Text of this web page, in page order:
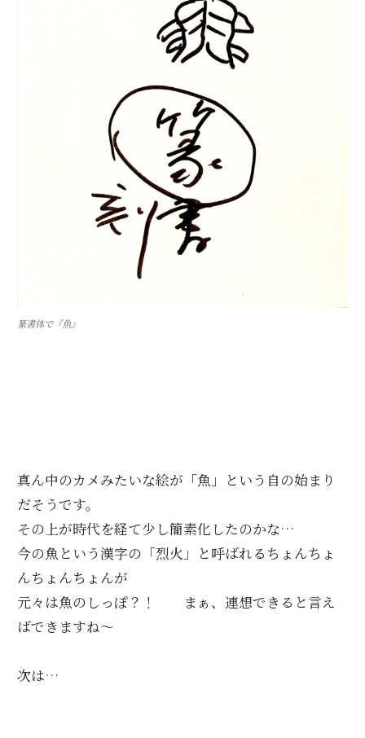
篆書体で『魚』
真ん中のカメみたいな絵が「魚」という自の始まり
だそうです。
その上が時代を経て少し簡素化したのかな…
今の魚という漢字の「烈火」と呼ばれるちょんちょ
んちょんちょんが
元々は魚のしっぽ？！ まぁ、連想できると言え
ばできますね～
次は…